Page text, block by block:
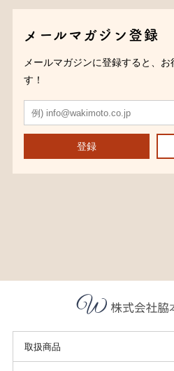
メールマガジン登録
メールマガジンに登録すると、
す！
登録
取扱商品